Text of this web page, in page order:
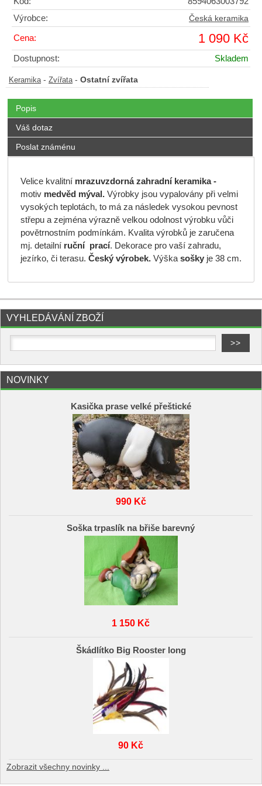
Výrobce:
Česká keramika
Cena: 1 090 Kč
Dostupnost: Skladem
Keramika - Zvířata - Ostatní zvířata
Popis
Váš dotaz
Poslat známénu
Velice kvalitní mrazuvzdorná zahradní keramika -
motivmedvěd mýval.Výrobky jsou vypalovány při velmi
vysokých teplotách, to má za následek vysokou pevnost
střepu a zejména výrazně velkou odolnost výrobku vůči
povětrnostním podmínkám. Kvalita výrobků je zaručena
mj. detailníruční prací. Dekorace pro vaší zahradu,
jezírko, či terasu. Český výrobek.Výškasoškyje 38 cm.
VYHLEDÁVÁNÍ ZBOŽÍ
NOVINKY
Kasička prase velké přeštické
990 Kč
Soška trpaslík na břiše barevný
1 150 Kč
Škádlítko Big Rooster long
90 Kč
Zobrazit všechny novinky ...